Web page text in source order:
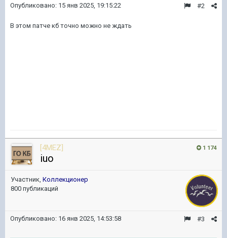
#2
Опубликовано: 15 янв 2025, 19:15:22
В этом патче кб точно можно не ждать
1 174
[4MEZ]
iuo
Участник, Коллекционер
800 публикаций
#3
Опубликовано: 16 янв 2025, 14:53:58